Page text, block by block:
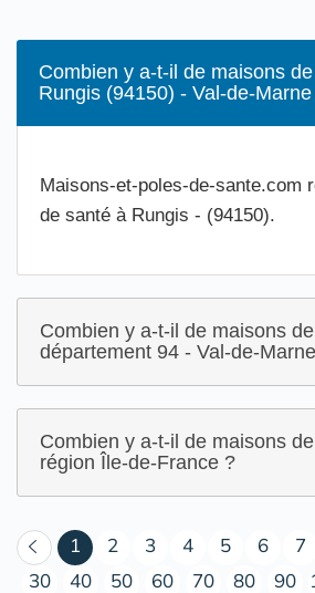
Combien y a-t-il de maisons
Rungis (94150) - Val-de-
Maisons-et-poles-de-sante.com
de santé à Rungis - (94150).
Combien y a-t-il de maisons
département 94 - Val-de-
Combien y a-t-il de maisons
région Île-de-France ?
1 (courant)
2 3 4 5 6 7
30
40 50 60 70 80 90